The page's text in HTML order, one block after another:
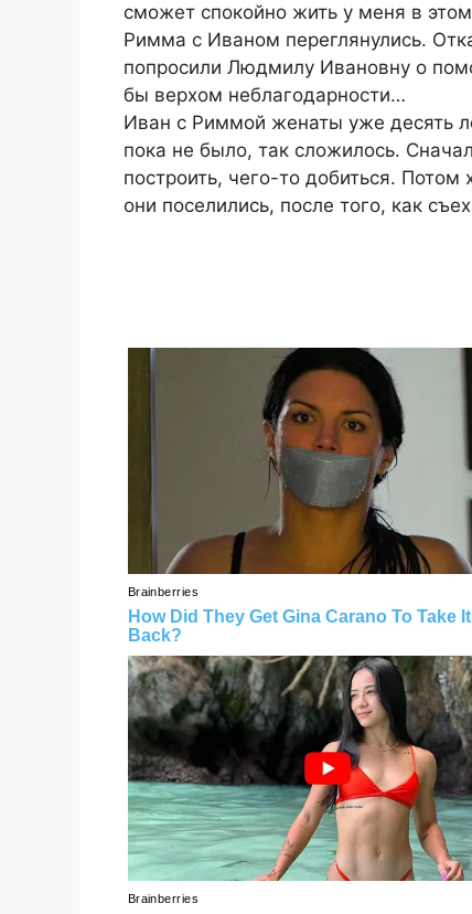
сможет спокойно жить у меня в
Римма с Иваном переглянулись.
попросили Людмилу Ивановну о
бы верхом неблагодарности…
Иван с Риммой женаты уже десять
пока не было, так сложилось.
построить, чего-то добиться. Потом
они поселились, после того, как